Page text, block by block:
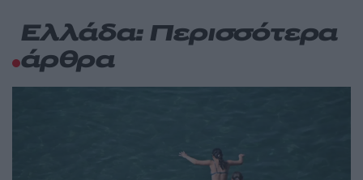
Ελλάδα: Περισσότερα
άρθρα